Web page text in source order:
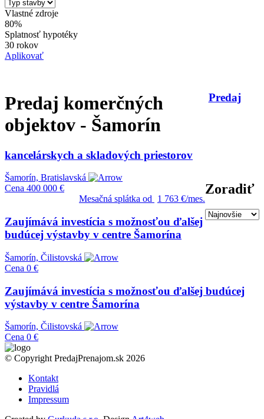
Vlastné zdroje
80%
Splatnosť hypotéky
30 rokov
Aplikovať
Predaj komerčných
objektov - Šamorín
Zoradiť
Predaj
kancelárskych a skladových priestorov
Šamorín, Bratislavská
Cena 400 000 €
Mesačná splátka od 1 763 €/mes.
Zaujímává investícia s možnosťou ďalšej
budúcej výstavby v centre Šamorína
Šamorín, Čilistovská
Cena 0 €
Zaujímává investícia s možnosťou ďalšej budúcej
výstavby v centre Šamorína
Šamorín, Čilistovská
Cena 0 €
© Copyright PredajPrenajom.sk 2026
Kontakt
Pravidlá
Impressum